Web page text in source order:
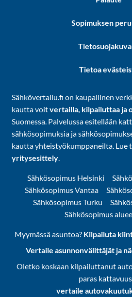
Sopimuksen
Tietoa
Sähkövertailu.fi on kaupallinen
kautta voitvertailla, kilpailuttaa ja
Suomessa. Palvelussa esitellään
sähkösopimuksia ja
kautta yhteistyökumppaneilta. Lue
yritysesittely.
Sähkösopimus Helsinki
Sähkösopimus Vantaa
Sähkösopimus Turku
Sähkösopimus
Myymässä asuntoa? Kilpailuta
Vertaile asunnonvälittäjät ja
Oletko koskaan kilpailuttanut
paras
vertaile